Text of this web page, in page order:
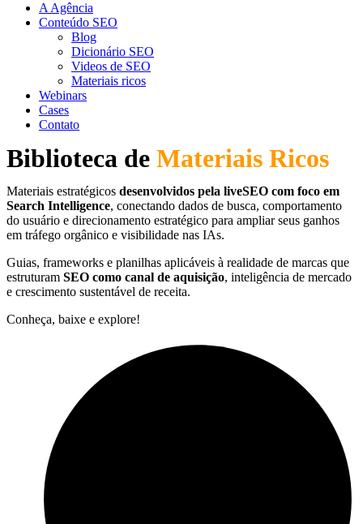
A Agência
Conteúdo SEO
Blog
Dicionário SEO
Videos de SEO
Materiais ricos
Webinars
Cases
Contato
Biblioteca de Materiais Ricos
Materiais estratégicos desenvolvidos pela liveSEO com foco em
Search Intelligence, conectando dados de busca, comportamento
do usuário e direcionamento estratégico para ampliar seus ganhos
em tráfego orgânico e visibilidade nas IAs.
Guias, frameworks e planilhas aplicáveis à realidade de marcas que
estruturam SEO como canal de aquisição, inteligência de mercado
e crescimento sustentável de receita.
Conheça, baixe e explore!